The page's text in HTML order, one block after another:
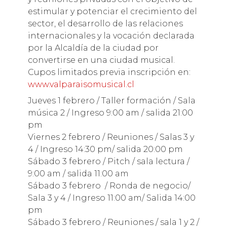
estimular y potenciar el crecimiento del
sector, el desarrollo de las relaciones
internacionales y la vocación declarada
por la Alcaldía de la ciudad por
convertirse en una ciudad musical.
Cupos limitados previa inscripción en:
www.valparaisomusical.cl
Jueves 1 febrero ​/ Taller formación / Sala
música 2 / Ingreso 9:00 am / salida 21:00
pm
Viernes 2 febrero​ / Reuniones / Salas 3 y
4 / Ingreso 14:30 pm/ salida 20:00 pm
Sábado 3 febrero​ / Pitch / sala lectura /
9:00 am / salida 11:00 am
Sábado 3 febrero ​ / Ronda de negocio/
Sala 3 y 4 / Ingreso 11:00 am/ Salida 14:00
pm
Sábado 3 febrero​ / Reuniones / sala 1 y 2 /